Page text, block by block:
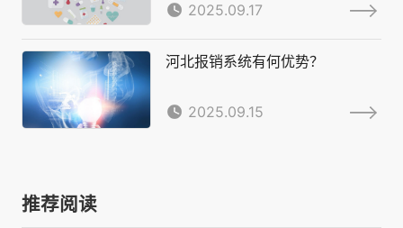
2025.09.17
河北报销系统有何优势？
2025.09.15
推荐阅读